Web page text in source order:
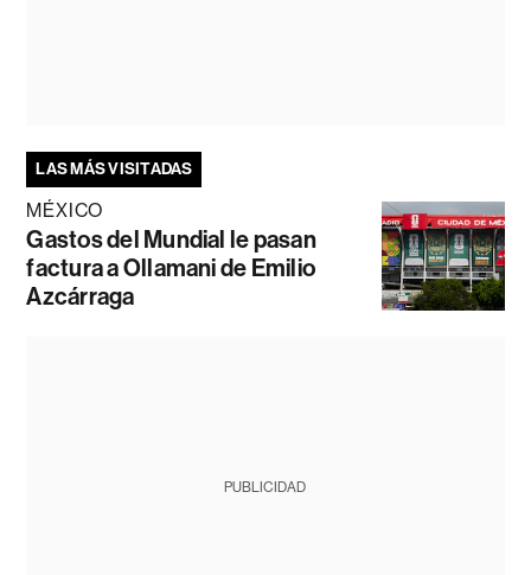
LAS MÁS VISITADAS
MÉXICO
Gastos del Mundial le pasan
factura a Ollamani de Emilio
Azcárraga
PUBLICIDAD